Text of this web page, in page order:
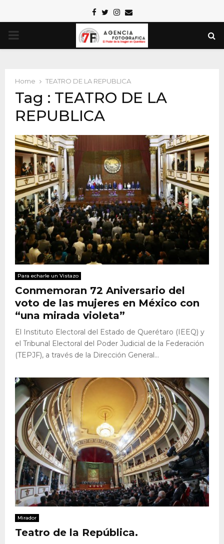
Facebook
TwitterInstagram
Email
PRIMARY
Home TEATRO DE LA REPUBLICA
Tag : TEATRO DE LA
REPUBLICA
Para echarle un Vistazo
Conmemoran 72 Aniversario del
voto de las mujeres en México con
“una mirada violeta”
El Instituto Electoral del Estado de Querétaro (IEEQ) y
el Tribunal Electoral del Poder Judicial de la Federación
(TEPJF), a través de la Dirección General...
Mirador
Teatro de la República.